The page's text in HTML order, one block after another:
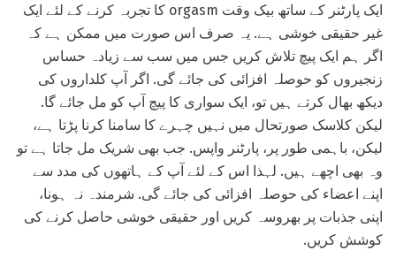
ایک پارٹنر کے ساتھ بیک وقت orgasm کا تجربہ کرنے کے لئے ایک
غیر حقیقی خوشی ہے. یہ صرف اس صورت میں ممکن ہے کہ
اگر ہم ایک پیچ تلاش کریں جس میں سب سے زیادہ حساس
زنجیروں کو حوصلہ افزائی کی جائے گی. اگر آپ کلداروں کی
دیکھ بھال کرتے ہیں تو، ایک سواری کا پیچ آپ کو مل جائے گا.
لیکن کلاسک صورتحال میں نہیں چہرے کا سامنا کرنا پڑتا ہے،
لیکن، باہمی طور پر، پارٹنر واپس. جب بھی شریک مل جاتا ہے تو
وہ بھی اچھے ہیں. لہذا اس کے لئے آپ کے ہاتھوں کی مدد سے
اپنے اعضاء کی حوصلہ افزائی کی جائے گی. شرمندہ نہ ہونا،
اپنی جذبات پر بھروسہ کریں اور حقیقی خوشی حاصل کرنے کی
کوشش کریں.